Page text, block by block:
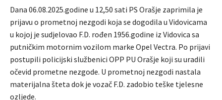
Dana 06.08.2025.godine u 12,50 sati PS Orašje zaprimila je
prijavu o prometnoj nezgodi koja se dogodila u Vidovicama
u kojoj je sudjelovao F.D. rođen 1956.godine iz Vidovica sa
putničkim motornim vozilom marke Opel Vectra. Po prijavi
postupili policijski službenici OPP PU Orašje koji su uradili
očevid prometne nezgode. U prometnoj nezgodi nastala
materijalna šteta dok je vozač F.D. zadobio teške tjelesne
ozljede.